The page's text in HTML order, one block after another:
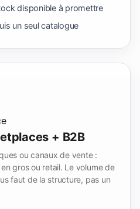
disponible à promettre
un seul catalogue
+ B2B
ou canaux de vente :
gros ou retail. Le volume de
faut de la structure, pas un